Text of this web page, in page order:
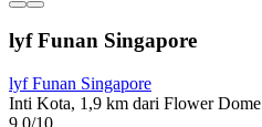
lyf Funan Singapore
lyf Funan Singapore
Inti Kota, 1,9 km dari Flower Dome
9,0/10